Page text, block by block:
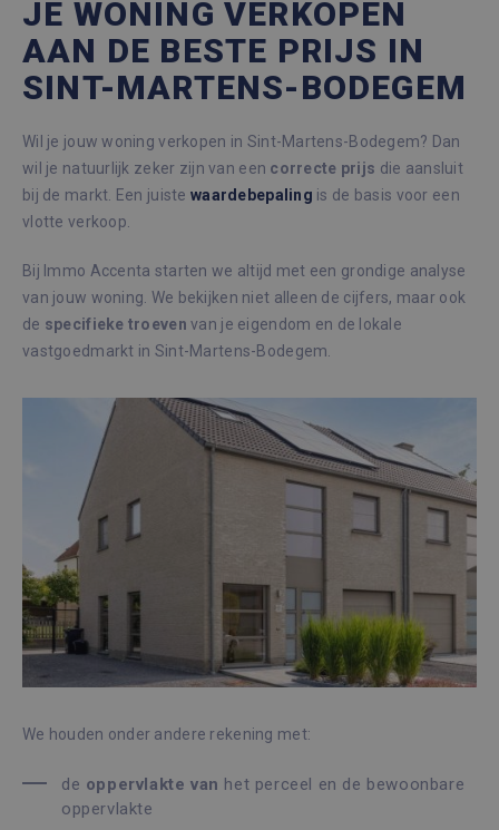
JE WONING VERKOPEN
AAN DE BESTE PRIJS IN
SINT-MARTENS-BODEGEM
Wil je jouw woning verkopen in Sint-Martens-Bodegem? Dan
wil je natuurlijk zeker zijn van een correcte prijs die aansluit
bij de markt. Een juiste waardebepaling is de basis voor een
vlotte verkoop.
Bij Immo Accenta starten we altijd met een grondige analyse
van jouw woning. We bekijken niet alleen de cijfers, maar ook
de specifieke troeven van je eigendom en de lokale
vastgoedmarkt in Sint-Martens-Bodegem.
We houden onder andere rekening met:
de oppervlakte van het perceel en de bewoonbare
oppervlakte